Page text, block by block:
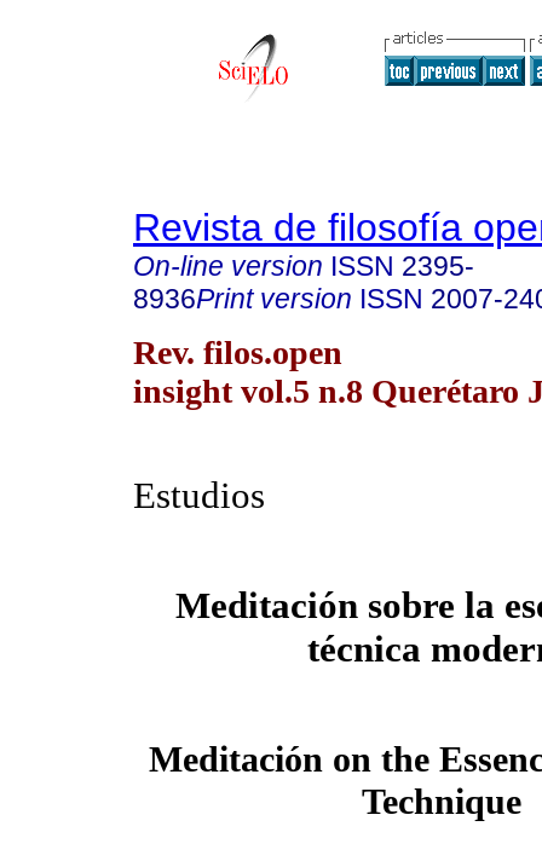
Revista de filosofía
On-line version ISSN 2395-
8936Print version ISSN 2007-
Rev. filos.open
insight vol.5 n.8 Querétaro
Estudios
Meditación sobre la
técnica
Meditación on the
Technique